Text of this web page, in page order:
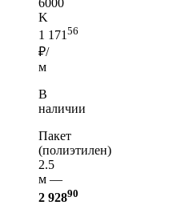
K
1 171 56
₽/
м
В
наличии
Пакет
(полиэтилен)
2.5
м —
2 92890